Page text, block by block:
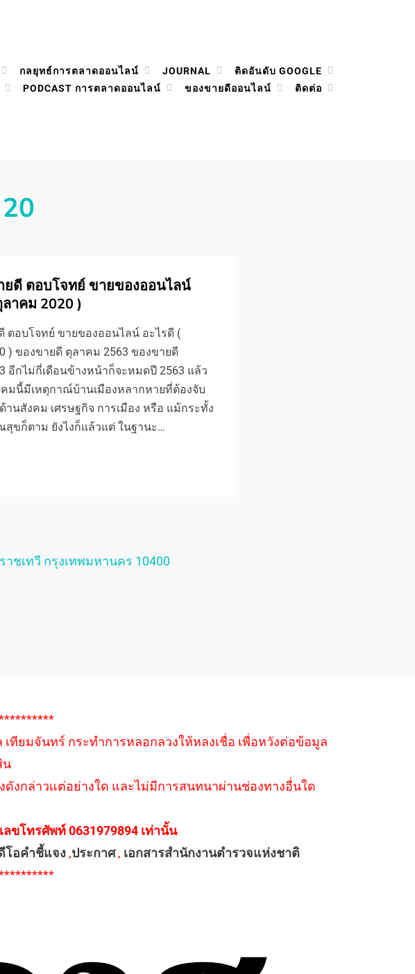
กลยุทธ์การตลาดออนไลน์ JOURNAL
ติดอันดับ GOOGLE
PODCAST การตลาดออนไลน์ ของขายดีออนไลน์ ติดต่อ
ยดี ตอบโจทย์ ขายของออนไลน์
าคม 2020 )
ตอบโจทย์ ขายของออนไลน์ อะไรดี (
) ของขายดี ตุลาคม 2563 ของขายดี
อีกไม่กี่เดือนข้างหน้าก็จะหมดปี 2563 แล้ว
มนี้มีเหตุกาณ์บ้านเมืองหลากหายที่ต้องจับ
านสังคม เศรษฐกิจ การเมือง หรือ แม้กระทั้ง
สุขก็ตาม ยังไงก็แล้วแต่ ในฐานะ…
ชเทวี กรุงเทพมหานคร 10400
ยมจันทร์ กระทำการหลอกลวงให้หลงเชื่อ เพื่อหวังต่อข้อมูล
น
ดังกล่าวแต่อย่างใด และไม่มีการสนทนาผ่านช่องทางอื่นใด
ขโทรศัพท์ 0631979894 เท่านั้น
โอคำชี้แจง,ประกาศ, เอกสารสำนักงานตำรวจแห่งชาติ